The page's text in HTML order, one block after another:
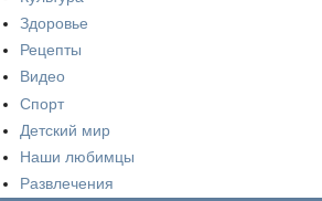
Здоровье
Рецепты
Видео
Спорт
Детский мир
Наши любимцы
Развлечения